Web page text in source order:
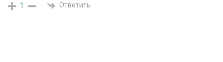
1 Ответить